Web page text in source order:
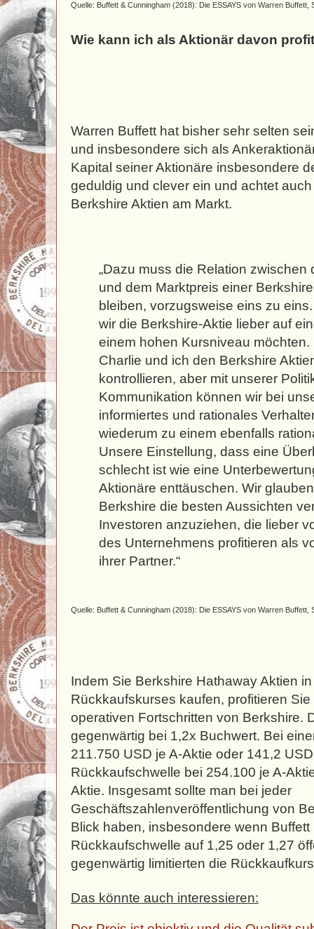
Quelle: Buffett & Cunningham (2018): Die ESSAYS von Warren Buffett,
Wie kann ich als Aktionär davon
Warren Buffett hat bisher sehr selten
und insbesondere sich als
Kapital seiner Aktionäre insbesondere
geduldig und clever ein und achtet
Berkshire Aktien am Markt.
„Dazu muss die Relation zwischen
und dem Marktpreis einer
bleiben, vorzugsweise eins zu
wir die Berkshire-Aktie lieber auf
einem hohen Kursniveau
Charlie und ich den Berkshire
kontrollieren, aber mit unserer
Kommunikation können wir bei
informiertes und rationales
wiederum zu einem ebenfalls
Unsere Einstellung, dass eine
schlecht ist wie eine
Aktionäre enttäuschen. Wir
Berkshire die besten Aussichten
Investoren anzuziehen, die lieber
des Unternehmens profitieren als
ihrer Partner.“
Quelle: Buffett & Cunningham (2018): Die ESSAYS von Warren Buffett,
Indem Sie Berkshire Hathaway Aktien
Rückkaufskurses kaufen, profitieren
operativen Fortschritten von Berkshire.
gegenwärtig bei 1,2x Buchwert. Bei
211.750 USD je A-Aktie oder 141,2
Rückkaufschwelle bei 254.100 je A-
Aktie. Insgesamt sollte man bei jeder
Geschäftszahlenveröffentlichung von
Blick haben, insbesondere wenn
Rückkaufschwelle auf 1,25 oder 1,27
gegenwärtig limitierten die
Das könnte auch interessieren: